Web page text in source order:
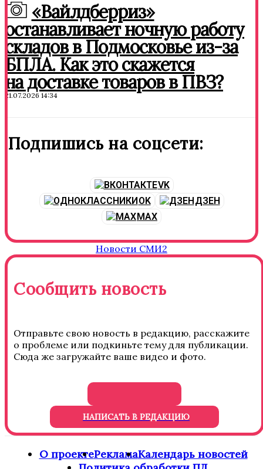
«Вайлдберриз»
останавливает ночную работу
складов в Подмосковье из-за
БПЛА. Как это скажется
на доставке товаров в ПВЗ?
21.07.2026 14:34
Подпишись на соцсети:
VK
OK
ДЗЕН
MAX
Новости СМИ2
Сообщить новость
Отправьте свою новость в редакцию, расскажите
о проблеме или подкиньте тему для публикации.
Сюда же загружайте ваше видео и фото.
НАПИСАТЬ В РЕДАКЦИЮ
О проектеРекламаКалендарь новостей